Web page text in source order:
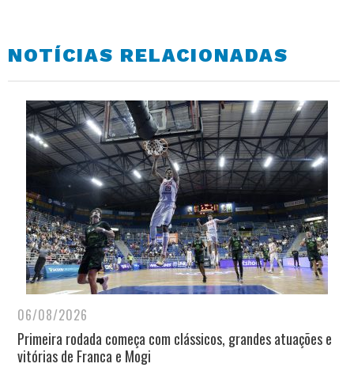
NOTÍCIAS RELACIONADAS
06/08/2026
Primeira rodada começa com clássicos, grandes atuações e
vitórias de Franca e Mogi